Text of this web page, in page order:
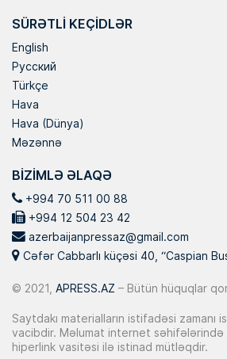
SÜRƏTLI KEÇIDLƏR
English
Русский
Türkçe
Hava
Hava (Dünya)
Məzənnə
BIZIMLƏ ƏLAQƏ
+994 70 511 00 88
+994 12 504 23 42
azerbaijanpressaz@gmail.com
Cəfər Cabbarlı küçəsi 40, “Caspian
© 2021, APRESS.AZ – Bütün hüquqlar
Saytdakı materialların istifadəsi zamanı
vacibdir. Məlumat internet
hiperlink vasitəsi ilə istinad mütləqdir.